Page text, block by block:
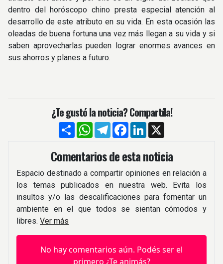
dentro del horóscopo chino presta especial atención al
desarrollo de este atributo en su vida. En esta ocasión las
oleadas de buena fortuna una vez más llegan a su vida y si
saben aprovecharlas pueden lograr enormes avances en
sus ahorros y planes a futuro.
¿Te gustó la noticia? Compartíla!
CompartirWhatsApp
TelegramFacebook
LinkedIn
Comentarios de esta noticia
Espacio destinado a compartir opiniones en relación a
los temas publicados en nuestra web. Evita los
insultos y/o las descalificaciones para fomentar un
ambiente en el que todos se sientan cómodos y
libres. Ver más
No hay comentarios aún. Podés ser el
primero ¿Te animás?